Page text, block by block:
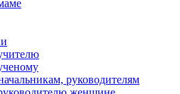
руководителям